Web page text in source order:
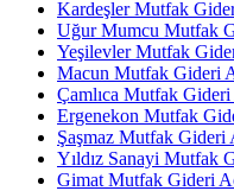
Kardeşler Mutfak
Uğur Mumcu Mutfak
Yeşilevler Mutfak
Macun Mutfak Gideri
Çamlıca Mutfak Gideri
Ergenekon Mutfak
Şaşmaz Mutfak Gideri
Yıldız Sanayi Mutfak
Gimat Mutfak Gideri